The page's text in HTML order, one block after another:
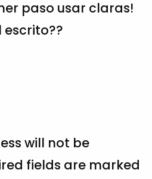
paso usar claras!
will not be
fields are marked